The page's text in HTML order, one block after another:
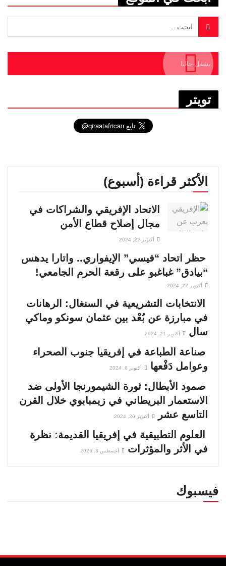
يشغل حاليا
تويتر
الأكثر قراءة (أسبوع)
الاتحاد الإفريقي والشراكات في
مجال إصلاح قطاع الأمن
أكتوبر 22, 2024
حظر اتحاد “فيسي” الإيفواري.. واتارا يدهس
“بيادق” غباغبو على رقعة الحرم الجامعي!
أكتوبر 22, 2024
الانتخابات التشريعية في السنغال: الرهانات
في مبارزة عن بُعْد بين عثمان سونكو وماكي
سال
أكتوبر 21, 2024
صناعة الطباعة في إفريقيا جنوب الصحراء
وعوامل دَفْعها
أكتوبر 6, 2024
صمود الأبطال: ثورة الشيمورنجا الأولى ضد
الاستعمار البريطاني في زيمبابوي خلال القرن
التاسع عشر
أكتوبر 20, 2024
العلوم التطبيقية في إفريقيا القديمة: نظرة
في الأثر والمؤثرات
أغسطس 3, 2026
فيسبوك